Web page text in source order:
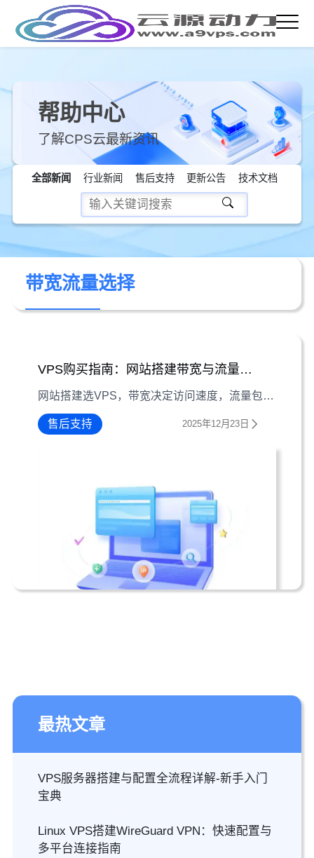
帮助中心
了解CPS云最新资讯
全部新闻 行业新闻 售后支持 更新公告 技术文档
带宽流量选择
VPS购买指南：网站搭建带宽与流量包怎么选
网站搭建选VPS，带宽决定访问速度，流量包影响数据消耗。本文从实际需求出发，详解VPS购买时带宽与流量包的选择逻辑，助你平衡性能与成本。
售后支持 2025年12月23日
最热文章
VPS服务器搭建与配置全流程详解-新手入门
宝典
Linux VPS搭建WireGuard VPN：快速配置与
多平台连接指南